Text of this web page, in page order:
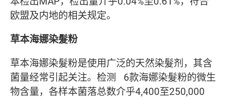
欧盟及内地的相关规定。
草本海娜染髮粉
草本海娜染髮粉是使用广泛的天然染髮剂，其含
菌量经常引起关注。检测 6款海娜染髮粉的微生
物含量，各样本菌落总数介乎4,400至250,000